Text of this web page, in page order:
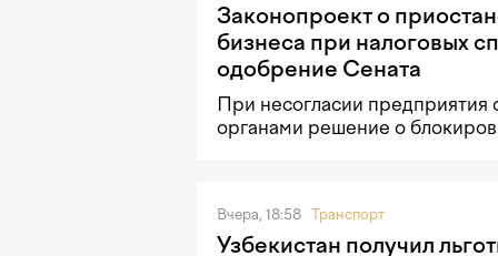
Законопроект о
бизнеса при налоговых
одобрение Сената
При несогласии предприятия
органами решение о
Вчера, 18:58 Транспорт
Узбекистан получил